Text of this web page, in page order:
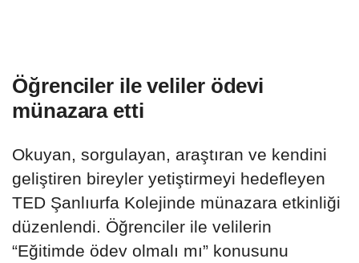
Öğrenciler ile veliler ödevi
münazara etti
Okuyan, sorgulayan, araştıran ve kendini
geliştiren bireyler yetiştirmeyi hedefleyen
TED Şanlıurfa Kolejinde münazara etkinliği
düzenlendi. Öğrenciler ile velilerin
“Eğitimde ödev olmalı mı” konusunu